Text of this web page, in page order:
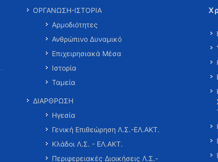
ΟΡΓΑΝΩΣΗ-ΙΣΤΟΡΙΑ
Αρμοδιότητες
Ανθρώπινο Δυναμικό
Επιχειρησιακά Μέσα
Ιστορία
Ταμεία
ΔΙΑΡΘΡΩΣΗ
Ηγεσία
Γενική Επιθεώρηση Λ.Σ.-ΕΛ.ΑΚΤ.
Κλάδοι Λ.Σ. - ΕΛ.ΑΚΤ.
Περιφερειακές Διοικήσεις Λ.Σ.-